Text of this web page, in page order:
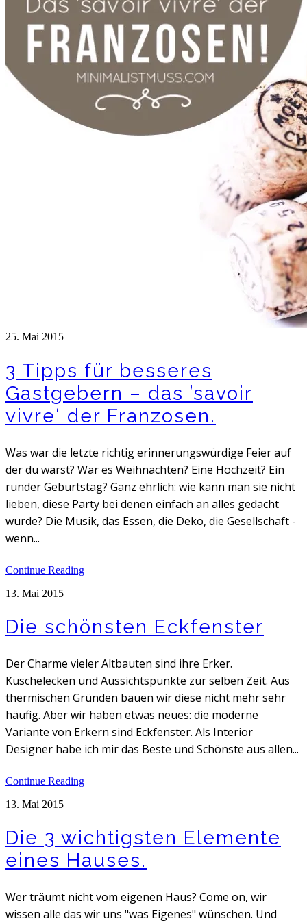
25. Mai 2015
3 Tipps für besseres
Gastgebern – das ’savoir
vivre‘ der Franzosen.
Was war die letzte richtig erinnerungswürdige Feier auf
der du warst? War es Weihnachten? Eine Hochzeit? Ein
runder Geburtstag? Ganz ehrlich: wie kann man sie nicht
lieben, diese Party bei denen einfach an alles gedacht
wurde? Die Musik, das Essen, die Deko, die Gesellschaft -
wenn...
Continue Reading
13. Mai 2015
Die schönsten Eckfenster
Der Charme vieler Altbauten sind ihre Erker.
Kuschelecken und Aussichtspunkte zur selben Zeit. Aus
thermischen Gründen bauen wir diese nicht mehr sehr
häufig. Aber wir haben etwas neues: die moderne
Variante von Erkern sind Eckfenster. Als Interior
Designer habe ich mir das Beste und Schönste aus allen...
Continue Reading
13. Mai 2015
Die 3 wichtigsten Elemente
eines Hauses.
Wer träumt nicht vom eigenen Haus? Come on, wir
wissen alle das wir uns "was Eigenes" wünschen. Und